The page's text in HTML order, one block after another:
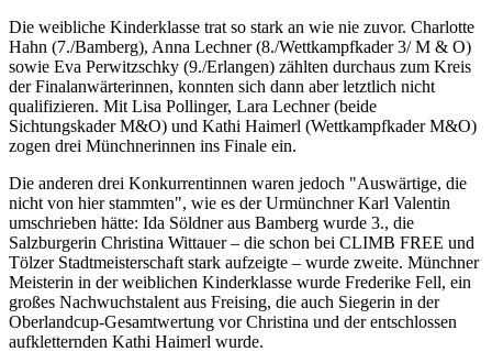
Die weibliche Kinderklasse trat so stark an wie nie zuvor. Charlotte
Hahn (7./Bamberg), Anna Lechner (8./Wettkampfkader 3/ M & O)
sowie Eva Perwitzschky (9./Erlangen) zählten durchaus zum Kreis
der Finalanwärterinnen, konnten sich dann aber letztlich nicht
qualifizieren. Mit Lisa Pollinger, Lara Lechner (beide
Sichtungskader M&O) und Kathi Haimerl (Wettkampfkader M&O)
zogen drei Münchnerinnen ins Finale ein.
Die anderen drei Konkurrentinnen waren jedoch "Auswärtige, die
nicht von hier stammten", wie es der Urmünchner Karl Valentin
umschrieben hätte: Ida Söldner aus Bamberg wurde 3., die
Salzburgerin Christina Wittauer – die schon bei CLIMB FREE und
Tölzer Stadtmeisterschaft stark aufzeigte – wurde zweite. Münchner
Meisterin in der weiblichen Kinderklasse wurde Frederike Fell, ein
großes Nachwuchstalent aus Freising, die auch Siegerin in der
Oberlandcup-Gesamtwertung vor Christina und der entschlossen
aufkletternden Kathi Haimerl wurde.